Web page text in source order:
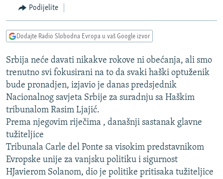
navigaciju
Pređite
na
pretragu
CRNA GORA
VIZUELNO
VIDEO
FOTOGALERIJE
INFOGRAFIKE
PODCASTI
RAT U UKRAJINI
KINA NA BALKANU
RSE PRIČE IZ SVIJETA
ISPRIČAJ MI
DNEVNO@RSE
SPECIJALI RSE
VIŠE OD NASLOVA
PRATITE NAS
Podijelite
Dodajte Radio Slobodna Evropa u vaš Google izvor
Srbija neće davati nikakve rokove ni obećanja, ali smo
trenutno svi fokusirani na to da svaki haški optuženik
bude pronadjen, izjavio je danas predsjednik
Nacionalnog savjeta Srbije za suradnju sa Haškim
tribunalom Rasim Ljajić.
Prema njegovim riječima , današnji sastanak glavne
tužiteljice
Tribunala Carle del Ponte sa visokim predstavnikom
Evropske unije za vanjsku politiku i sigurnost
HJavierom Solanom, dio je politike pritisaka tužiteljice